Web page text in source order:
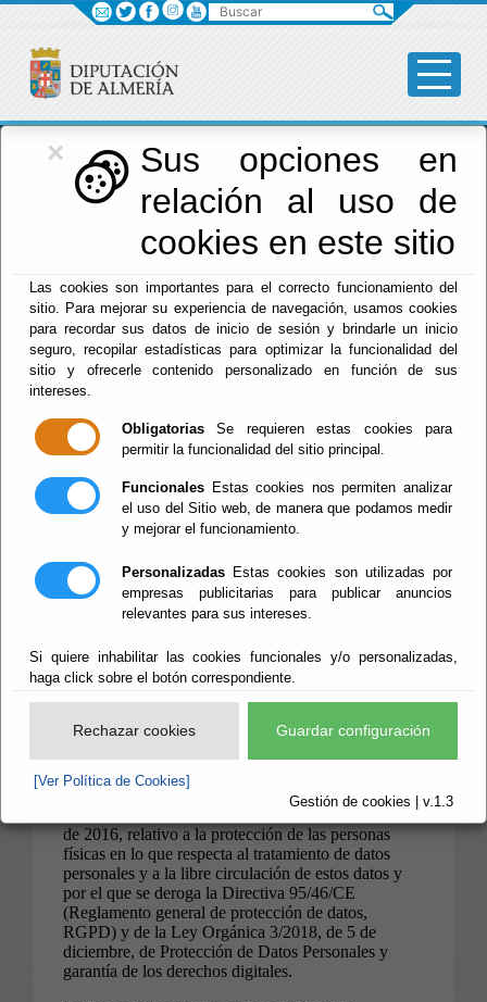
×
Sus opciones en
relación al uso de
cookies en este sitio
Las cookies son importantes para el correcto funcionamiento del
sitio. Para mejorar su experiencia de navegación, usamos cookies
para recordar sus datos de inicio de sesión y brindarle un inicio
seguro, recopilar estadísticas para optimizar la funcionalidad del
sitio y ofrecerle contenido personalizado en función de sus
intereses.
Obligatorias Se requieren estas cookies para
permitir la funcionalidad del sitio principal.
Funcionales Estas cookies nos permiten analizar
el uso del Sitio web, de manera que podamos medir
y mejorar el funcionamiento.
Personalizadas Estas cookies son utilizadas por
empresas publicitarias para publicar anuncios
relevantes para sus intereses.
Si quiere inhabilitar las cookies funcionales y/o personalizadas,
haga click sobre el botón correspondiente.
Rechazar cookies Guardar configuración
[Ver Política de Cookies]
Gestión de cookies | v.1.3
Diputación
Menú Diputación
Política de
Privacidad
Buscar